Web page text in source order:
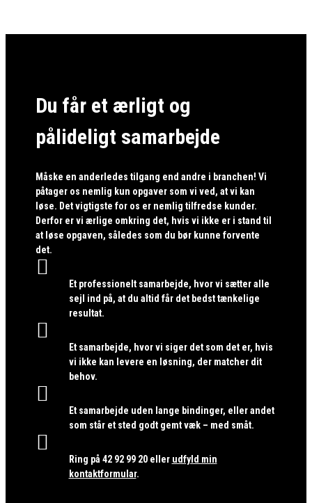
Du får et ærligt og
pålideligt samarbejde
Måske en anderledes tilgang end andre i branchen! Vi
påtager os nemlig kun opgaver som vi ved, at vi kan
løse. Det vigtigste for os er nemlig tilfredse kunder.
Derfor er vi ærlige omkring det, hvis vi ikke er i stand til
at løse opgaven, således som du bør kunne forvente
det.

Et professionelt samarbejde, hvor vi sætter alle
sejl ind på, at du altid får det bedst tænkelige
resultat.

Et samarbejde, hvor vi siger det som det er, hvis
vi ikke kan levere en løsning, der matcher dit
behov.

Et samarbejde uden lange bindinger, eller andet
som står et sted godt gemt væk – med småt.

Ring på 42 92 99 20eller udfyld min
kontaktformular.